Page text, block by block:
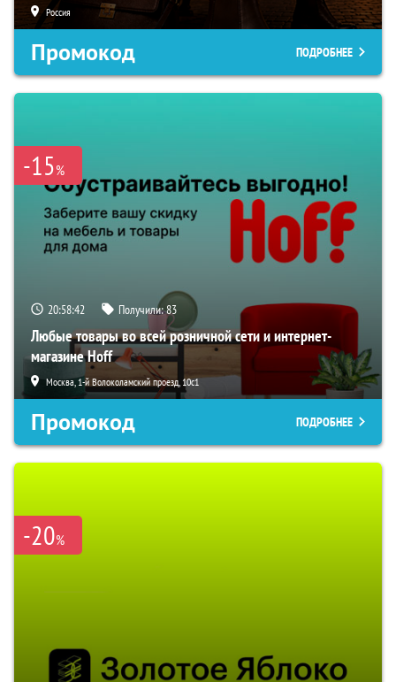
Россия
Промокод ПОДРОБНЕЕ
-15%
20:58:41 Получили:83
Любые товары во всей розничной сети и интернет-
магазине Hoff
Москва, 1-й Волоколамский проезд, 10с1
Промокод ПОДРОБНЕЕ
-20%